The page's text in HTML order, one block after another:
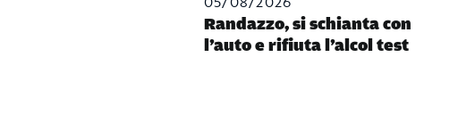
Randazzo, si schianta con
l’auto e rifiuta l’alcol test